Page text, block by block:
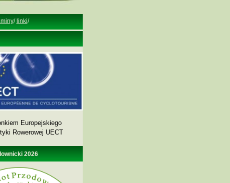
/ linki/
Europejskiego
Rowerowej UECT
2026